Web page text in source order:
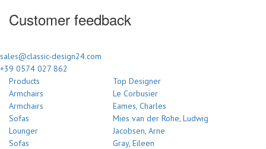
Customer feedback
sales@classic-design24.com
+39 0574 027 862
Products
Armchairs
Armchairs
Sofas
Lounger
Sofas
Top Designer
Le Corbusier
Eames, Charles
Mies van der Rohe, Ludwig
Jacobsen, Arne
Gray, Eileen